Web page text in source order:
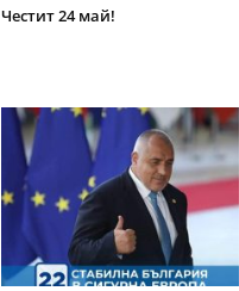
Честит 24 май!